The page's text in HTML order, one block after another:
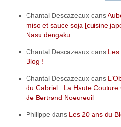
Chantal Descazeaux dans
miso et sauce soja [cuisine
Nasu dengaku
Chantal Descazeaux dans Les
Blog !
Chantal Descazeaux dans
du Gabriel : La Haute Couture
de Bertrand Noeureuil
Philippe dans Les 20 ans du